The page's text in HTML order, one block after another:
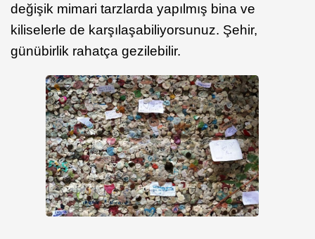
değişik mimari tarzlarda yapılmış bina ve
kiliselerle de karşılaşabiliyorsunuz. Şehir,
günübirlik rahatça gezilebilir.